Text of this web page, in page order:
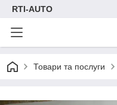
RTI-AUTO
Товари та послуги